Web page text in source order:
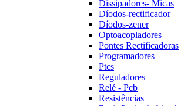
Dissipadores- Micas
Díodos-rectificador
Díodos-zener
Optoacopladores
Pontes Rectificadoras
Programadores
Ptcs
Reguladores
Relé - Pcb
Resistências